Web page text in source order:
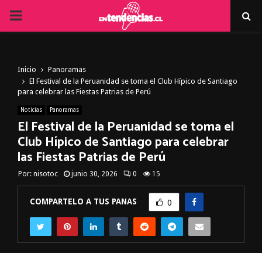
PRIMARY
Inicio
Panoramas
El Festival de la Peruanidad se toma el Club Hípico de Santiago
para celebrar las Fiestas Patrias de Perú
Noticias Panoramas
El Festival de la Peruanidad se toma el
Club Hípico de Santiago para celebrar
las Fiestas Patrias de Perú
Por: nisotoc junio 30, 2026 0 15
COMPARTELO A TUS PANAS 0